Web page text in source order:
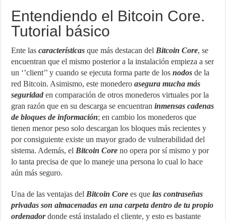
Entendiendo el Bitcoin Core.
Tutorial básico
Ente lascaracterísticasque más destacan del Bitcoin Core, se
encuentran que el mismo posterior a la instalación empieza a ser
un ‘’client’’ y cuando se ejecuta forma parte de losnodos de la
red Bitcoin. Asimismo, este monederoasegura mucha más
seguridad en comparación de otros monederos virtuales por la
gran razón que en su descarga se encuentraninmensas cadenas
de bloques de información; en cambio los monederos que
tienen menor peso solo descargan los bloques más recientes y
por consiguiente existe un mayor grado de vulnerabilidad del
sistema. Además, el Bitcoin Core no opera por sí mismo y por
lo tanta precisa de que lo maneje una persona lo cual lo hace
aún más seguro.
Una de las ventajas del Bitcoin Core es quelas contraseñas
privadas son almacenadas en una carpeta dentro de tu propio
ordenadordonde está instalado el cliente, y esto es bastante